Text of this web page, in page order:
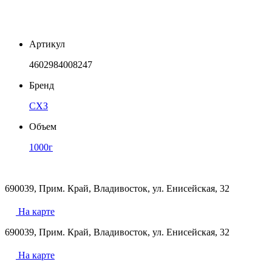
Артикул
4602984008247
Бренд
СХЗ
Объем
1000г
690039, Прим. Край, Владивосток, ул. Енисейская, 32
На карте
690039, Прим. Край, Владивосток, ул. Енисейская, 32
На карте